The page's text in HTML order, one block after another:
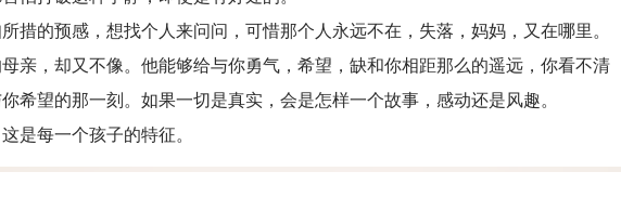
的预感，想找个人来问问，可惜那个人永远不在，失落，妈妈，又在哪里。
，却又不像。他能够给与你勇气，希望，缺和你相距那么的遥远，你看不清
希望的那一刻。如果一切是真实，会是怎样一个故事，感动还是风趣。
每一个孩子的特征。